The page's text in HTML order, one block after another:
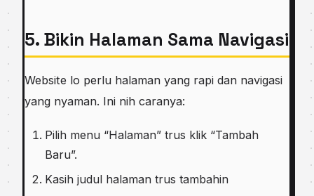
5. Bikin Halaman Sama Navigasi
Website lo perlu halaman yang rapi dan navigasi
yang nyaman. Ini nih caranya:
Pilih menu “Halaman” trus klik “Tambah
Baru”.
Kasih judul halaman trus tambahin